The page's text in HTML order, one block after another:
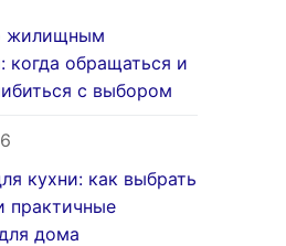
жилищным
когда обращаться и
с выбором
кухни: как выбрать
практичные
дома